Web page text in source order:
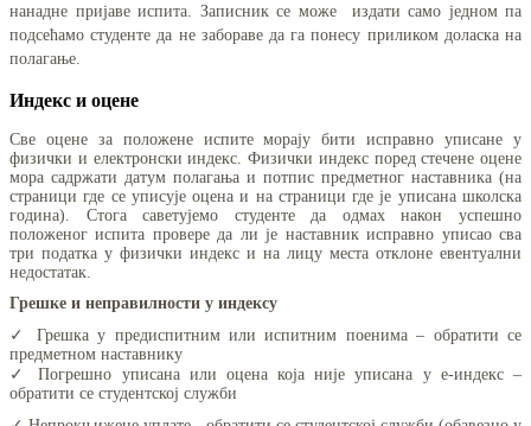
нанадне пријаве испита. Записник се може издати само једном па
подсећамо студенте да не забораве да га понесу приликом доласка на
полагање.
Индекс и оцене
Све оцене за положене испите морају бити исправно уписане у
физички и електронски индекс. Физички индекс поред стечене оцене
мора садржати датум полагања и потпис предметног наставника (на
страници где се уписује оцена и на страници где је уписана школска
година). Стога саветујемо студенте да одмах након успешно
положеног испита провере да ли је наставник исправно уписао сва
три податка у физички индекс и на лицу места отклоне евентуални
недостатак.
Грешке и неправилности у индексу
✓ Грешка у предиспитним или испитним поенима – обратити се
предметном наставнику
✓ Погрешно уписана или оцена која није уписана у е-индекс –
обратити се студентској служби